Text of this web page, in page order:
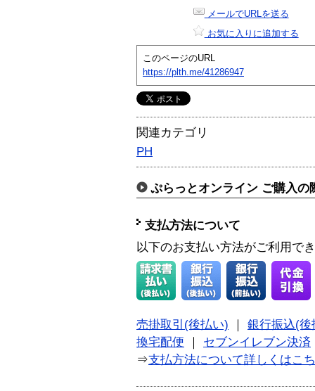
メールでURLを送る
お気に入りに追加する
このページのURL
https://plth.me/41286947
関連カテゴリ
PH
ぷらっとオンライン ご購入の
支払方法について
以下のお支払い方法がご利用で
売掛取引(後払い) ｜ 銀行振込(後
換宅配便 ｜ セブンイレブン決済
⇒支払方法について詳しくはこ